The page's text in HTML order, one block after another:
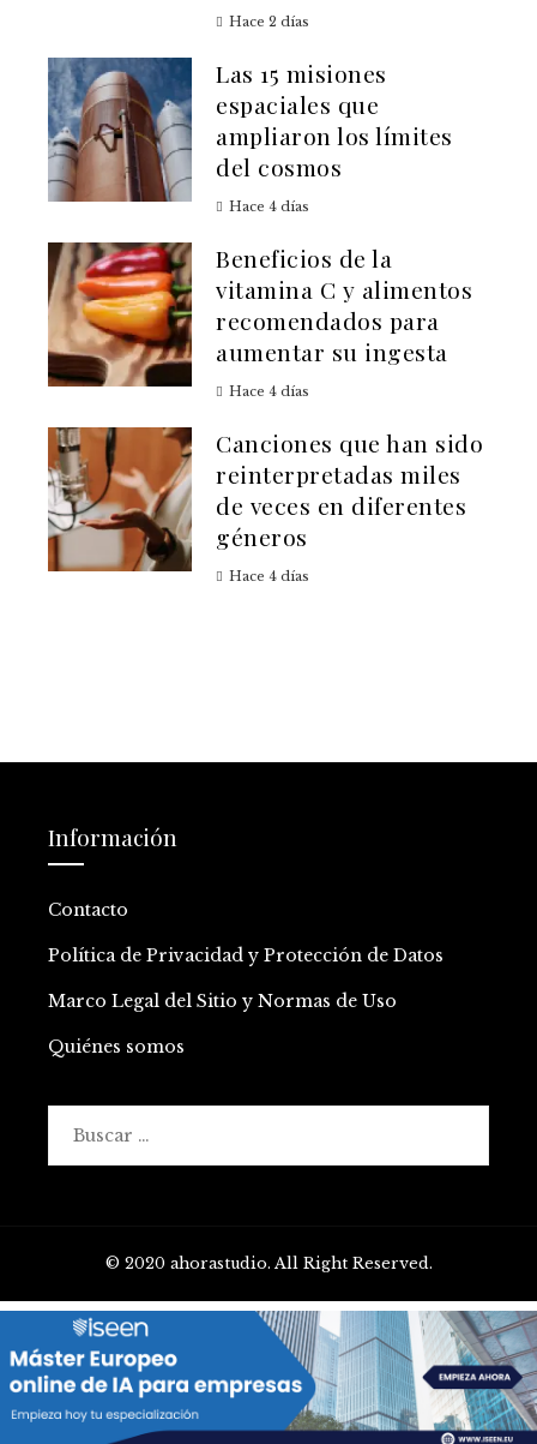
Hace 2 días
Las 15 misiones
espaciales que
ampliaron los límites
del cosmos
Hace 4 días
Beneficios de la
vitamina C y alimentos
recomendados para
aumentar su ingesta
Hace 4 días
Canciones que han sido
reinterpretadas miles
de veces en diferentes
géneros
Hace 4 días
Información
Contacto
Política de Privacidad y Protección de Datos
Marco Legal del Sitio y Normas de Uso
Quiénes somos
© 2020 ahorastudio. All Right Reserved.